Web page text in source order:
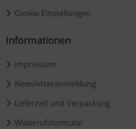
Cookie Einstellungen
Informationen
Impressum
Newsletteranmeldung
Lieferzeit und Verpackung
Widerrufsformular